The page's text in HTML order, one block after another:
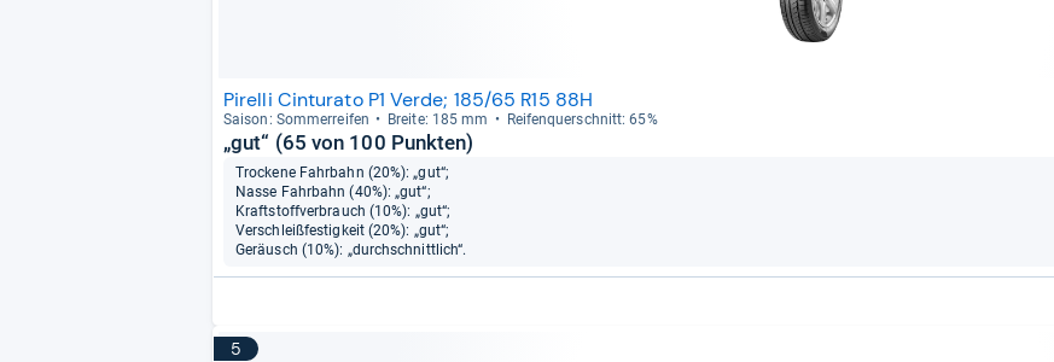
Pirelli Cinturato P1 Verde; 185/65 R15 88H
Sai­son: Som­mer­rei­fen Breite: 185 mm Rei­fen­quer­schnitt: 65%
„gut“ (65 von 100 Punkten)
Trockene Fahrbahn (20%): „gut“;
Nasse Fahrbahn (40%): „gut“;
Kraftstoffverbrauch (10%): „gut“;
Verschleißfestigkeit (20%): „gut“;
Geräusch (10%): „durchschnittlich“.
5